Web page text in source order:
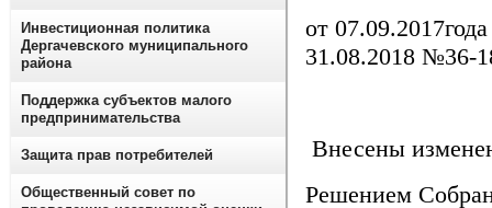
от
31.08.2018 №36-
Внесены
Решением
Инвестиционная политика
Дергачевского муниципального
района
Поддержка субъектов малого
предпринимательства
Защита прав потребителей
Общественный совет по